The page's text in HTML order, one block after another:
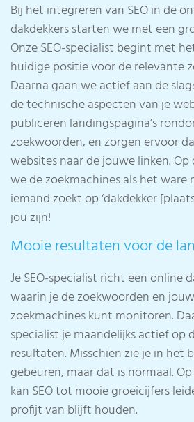
Bij het integreren van SEO in de
dakdekkers starten we met een
Onze SEO-specialist begint met
huidige positie voor de relevante
Daarna gaan we actief aan de
de technische aspecten van je
publiceren landingspagina’s
zoekwoorden, en zorgen ervoor
websites naar de jouwe linken.
we de zoekmachines als het ware
iemand zoekt op ‘dakdekker
jou zijn!
Mooie resultaten voor de
Je SEO-specialist richt een online
waarin je de zoekwoorden en
zoekmachines kunt monitoren.
specialist je maandelijks actief op
resultaten. Misschien zie je in het
gebeuren, maar dat is normaal.
kan SEO tot mooie groeicijfers
profijt van blijft houden.